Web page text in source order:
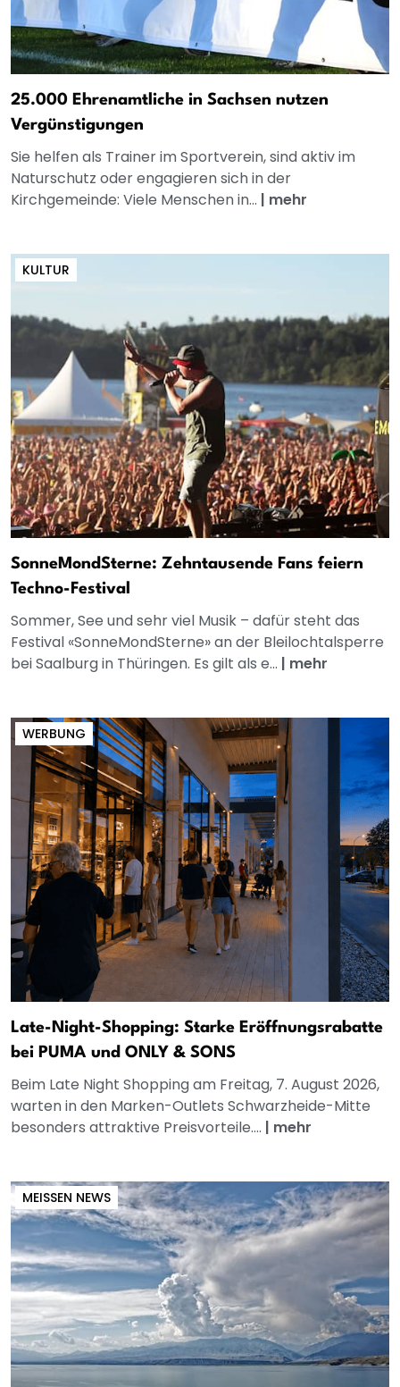
25.000 Ehrenamtliche in Sachsen nutzen
Vergünstigungen
Sie helfen als Trainer im Sportverein, sind aktiv im
Naturschutz oder engagieren sich in der
Kirchgemeinde: Viele Menschen in... | mehr
KULTUR
SonneMondSterne: Zehntausende Fans feiern
Techno-Festival
Sommer, See und sehr viel Musik – dafür steht das
Festival «SonneMondSterne» an der Bleilochtalsperre
bei Saalburg in Thüringen. Es gilt als e... | mehr
WERBUNG
Late-Night-Shopping: Starke Eröffnungsrabatte
bei PUMA und ONLY & SONS
Beim Late Night Shopping am Freitag, 7. August 2026,
warten in den Marken-Outlets Schwarzheide-Mitte
besonders attraktive Preisvorteile.... | mehr
MEISSEN NEWS